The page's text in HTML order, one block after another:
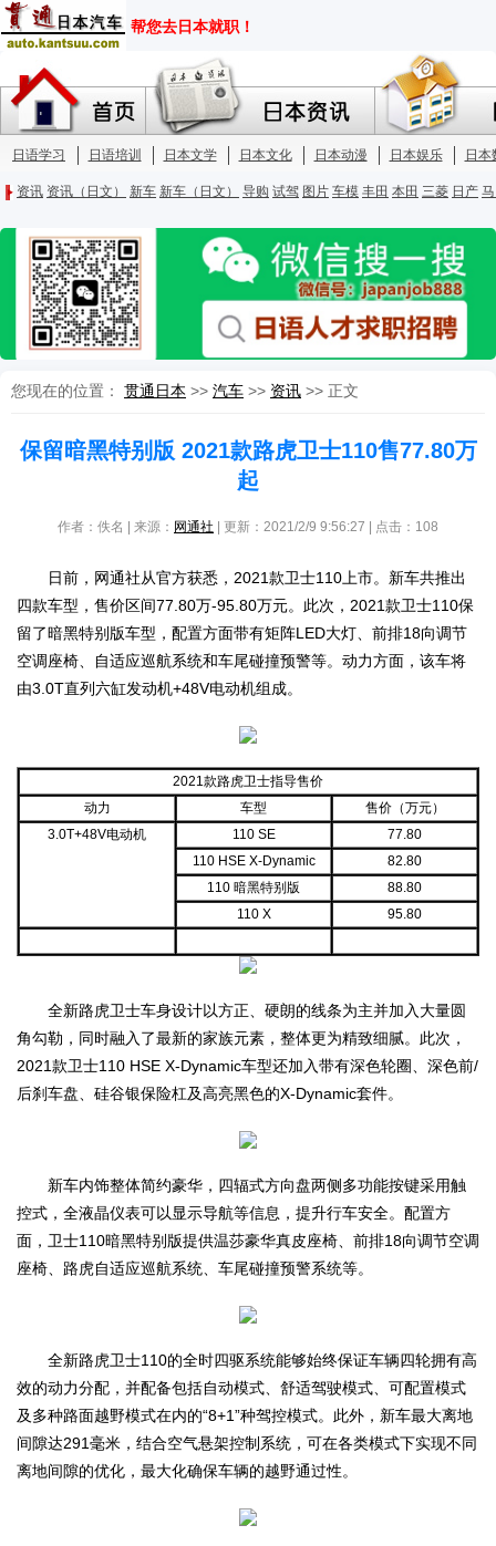
您现在的位置： 贯通日本 >> 汽车 >> 资讯 >> 正文
保留暗黑特别版 2021款路虎卫士110售77.80万
起
作者：佚名 | 来源： 网通社 | 更新：2021/2/9 9:56:27 | 点击： 108
日前，网通社从官方获悉，2021款卫士110上市。新车共推出
四款车型，售价区间77.80万-95.80万元。此次，2021款卫士110保
留了暗黑特别版车型，配置方面带有矩阵LED大灯、前排18向调节
空调座椅、自适应巡航系统和车尾碰撞预警等。动力方面，该车将
由3.0T直列六缸发动机+48V电动机组成。
2021款路虎卫士指导售价
动力
车型
售价（万元）
3.0T+48V电动机
110 SE
77.80
110 HSE X-Dynamic
82.80
110 暗黑特别版
88.80
110 X
95.80
全新路虎卫士车身设计以方正、硬朗的线条为主并加入大量圆
角勾勒，同时融入了最新的家族元素，整体更为精致细腻。此次，
2021款卫士110 HSE X-Dynamic车型还加入带有深色轮圈、深色前/
后刹车盘、硅谷银保险杠及高亮黑色的X-Dynamic套件。
新车内饰整体简约豪华，四辐式方向盘两侧多功能按键采用触
控式，全液晶仪表可以显示导航等信息，提升行车安全。配置方
面，卫士110暗黑特别版提供温莎豪华真皮座椅、前排18向调节空调
座椅、路虎自适应巡航系统、车尾碰撞预警系统等。
全新路虎卫士110的全时四驱系统能够始终保证车辆四轮拥有高
效的动力分配，并配备包括自动模式、舒适驾驶模式、可配置模式
及多种路面越野模式在内的“8+1”种驾控模式。此外，新车最大离地
间隙达291毫米，结合空气悬架控制系统，可在各类模式下实现不同
离地间隙的优化，最大化确保车辆的越野通过性。